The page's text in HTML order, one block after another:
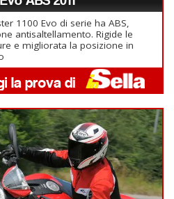
1100 Evo di serie ha ABS,
antisaltellamento. Rigide le
e migliorata la posizione in